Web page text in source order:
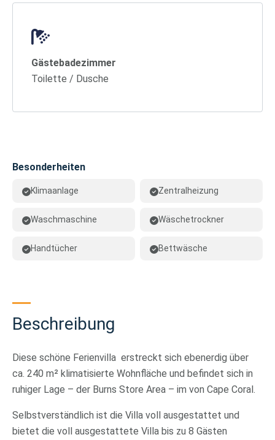
Gästebadezimmer
Toilette / Dusche
Besonderheiten
Klimaanlage Zentralheizung
Waschmaschine Wäschetrockner
Handtücher Bettwäsche
Beschreibung
Diese schöne Ferienvilla erstreckt sich ebenerdig über
ca. 240 m² klimatisierte Wohnfläche und befindet sich in
ruhiger Lage – der Burns Store Area – im von Cape Coral.
Selbstverständlich ist die Villa voll ausgestattet und
bietet die voll ausgestattete Villa bis zu 8 Gästen